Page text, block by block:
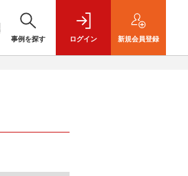
事例を探す ログイン 新規会員登録